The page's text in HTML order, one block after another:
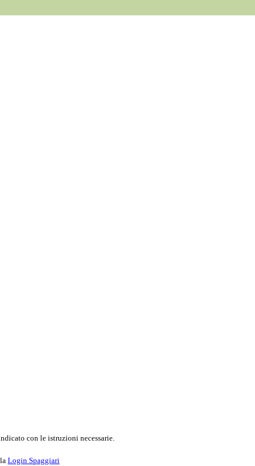
con le istruzioni necessarie.
Login Spaggiari